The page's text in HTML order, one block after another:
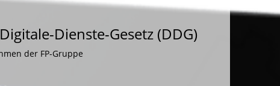
Dienste-Gesetz (DDG)
der FP-Gruppe